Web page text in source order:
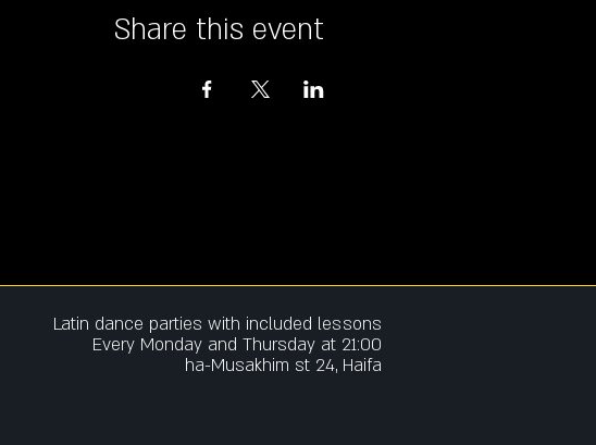
Share this event
Latin dance parties with included lessons
Every Monday and Thursday at 21:00
ha-Musakhim st 24, Haifa